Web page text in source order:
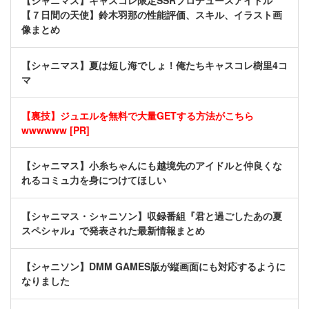
【７日間の天使】鈴木羽那の性能評価、スキル、イラスト画
像まとめ
【シャニマス】夏は短し海でしょ！俺たちキャスコレ樹里4コ
マ
【裏技】ジュエルを無料で大量GETする方法がこちら
wwwwww [PR]
【シャニマス】小糸ちゃんにも越境先のアイドルと仲良くな
れるコミュ力を身につけてほしい
【シャニマス・シャニソン】収録番組『君と過ごしたあの夏
スペシャル』で発表された最新情報まとめ
【シャニソン】DMM GAMES版が縦画面にも対応するように
なりました